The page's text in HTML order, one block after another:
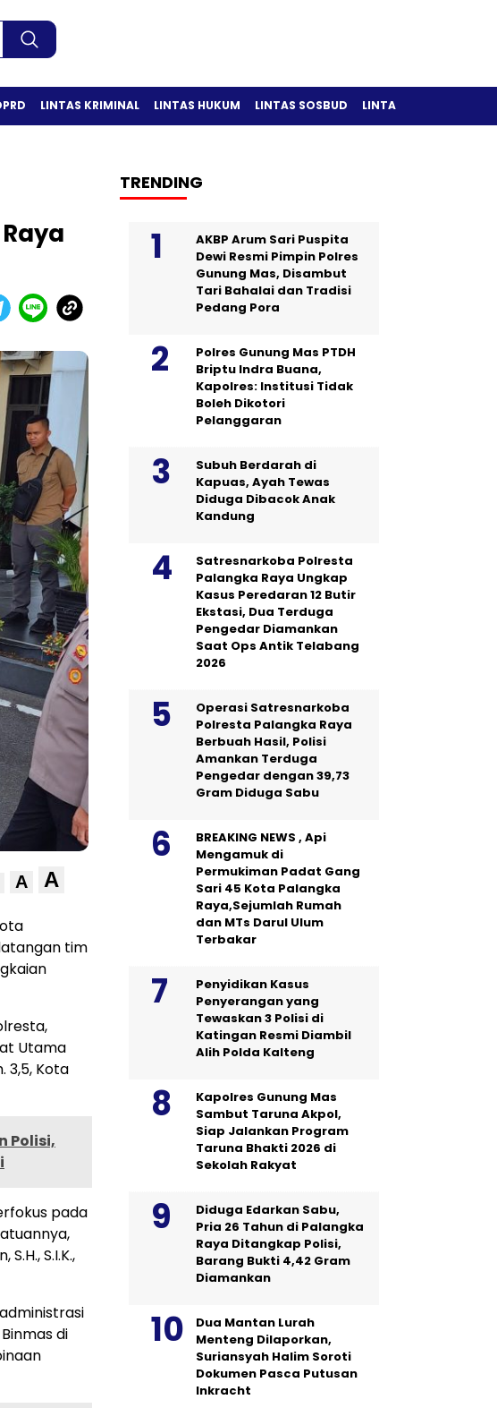
LINTAS KRIMINAL LINTAS HUKUM LINTAS SOSBUD LINTAS OLAH RAGA
A A
tim
Utama
3,5, Kota
Polisi,
pada
S.I.K.,
di
TRENDING
AKBP Arum Sari Puspita
Dewi Resmi Pimpin Polres
Gunung Mas, Disambut
Tari Bahalai dan Tradisi
Pedang Pora
Polres Gunung Mas PTDH
Briptu Indra Buana,
Kapolres: Institusi Tidak
Boleh Dikotori
Pelanggaran
Subuh Berdarah di
Kapuas, Ayah Tewas
Diduga Dibacok Anak
Kandung
Satresnarkoba Polresta
Palangka Raya Ungkap
Kasus Peredaran 12 Butir
Ekstasi, Dua Terduga
Pengedar Diamankan
Saat Ops Antik Telabang
2026
Operasi Satresnarkoba
Polresta Palangka Raya
Berbuah Hasil, Polisi
Amankan Terduga
Pengedar dengan 39,73
Gram Diduga Sabu
BREAKING NEWS , Api
Mengamuk di
Permukiman Padat Gang
Sari 45 Kota Palangka
Raya,Sejumlah Rumah
dan MTs Darul Ulum
Terbakar
Penyidikan Kasus
Penyerangan yang
Tewaskan 3 Polisi di
Katingan Resmi Diambil
Alih Polda Kalteng
Kapolres Gunung Mas
Sambut Taruna Akpol,
Siap Jalankan Program
Taruna Bhakti 2026 di
Sekolah Rakyat
Diduga Edarkan Sabu,
Pria 26 Tahun di Palangka
Raya Ditangkap Polisi,
Barang Bukti 4,42 Gram
Diamankan
Dua Mantan Lurah
Menteng Dilaporkan,
Suriansyah Halim Soroti
Dokumen Pasca Putusan
Inkracht